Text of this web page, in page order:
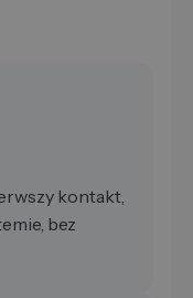
kontakt,
bez